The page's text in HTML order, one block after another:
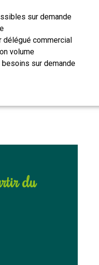
sur demande
commercial
volume
sur demande
du